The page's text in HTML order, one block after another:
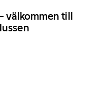
välkommen till